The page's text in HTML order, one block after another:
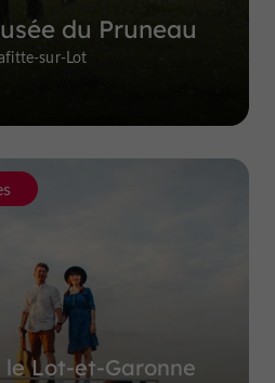
du Pruneau
sur-Lot
Lot-et-Garonne